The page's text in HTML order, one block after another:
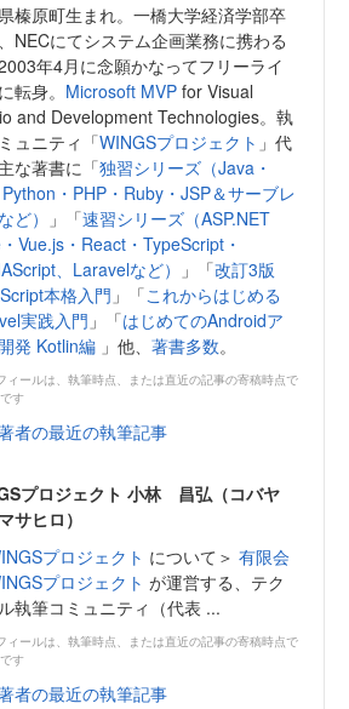
榛原町生まれ。一橋大学経済学部卒
NECにてシステム企画業務に携わる
年4月に念願かなってフリーライ
転身。 Microsoft MVP for Visual
and Development Technologies。執
ュニティ「WINGSプロジェクト 」代
な著書に「独習シリーズ（Java・
・PHP・Ruby・JSP＆サーブレ
ど）
」「速習シリーズ（ASP.NET
Vue.js・React・TypeScript・
、Laravelなど）
」「改訂3版
本格入門 」「これからはじめる
実践入門 」「はじめてのAndroidア
発 Kotlin編 」他、 著書多数。
ィールは、執筆時点、または直近の記事の寄稿時点で
す
者の最近の執筆記事
プロジェクト 小林 昌弘（コバヤ
ヒロ）
プロジェクト について＞ 有限会
プロジェクト が運営する、テク
執筆コミュニティ（代表 ...
ィールは、執筆時点、または直近の記事の寄稿時点で
す
者の最近の執筆記事